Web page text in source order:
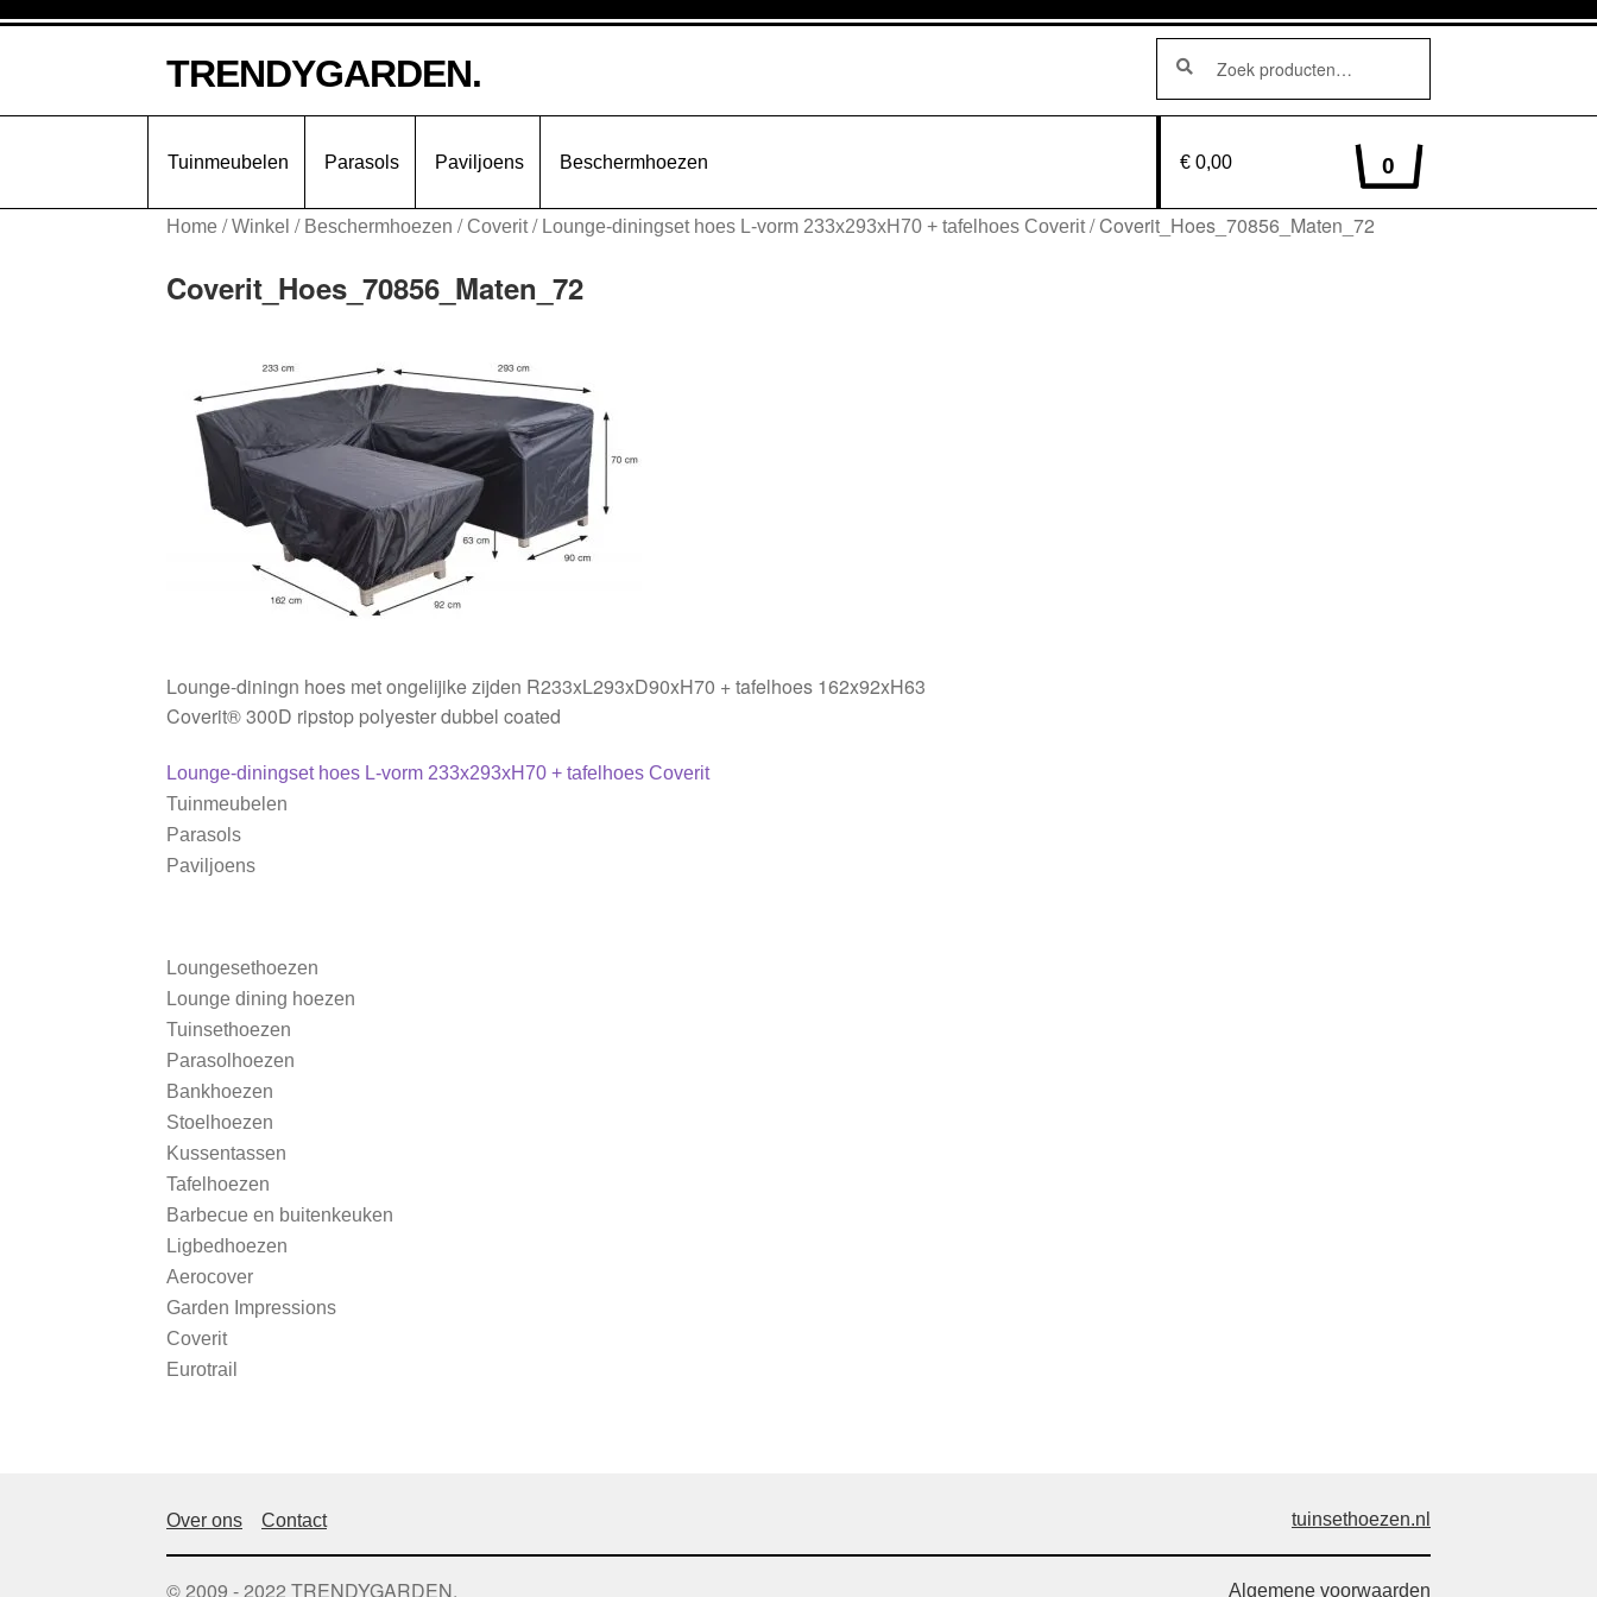
door
naar
naar
de
TRENDYGARDEN.
Zoeken
naar:
Tuinmeubelen Parasols Paviljoens Beschermhoezen € 0,00 0
Home /Winkel / Beschermhoezen / Coverit/ Lounge-diningset hoes L-vorm 233x293xH70 + tafelhoes Coverit/Coverit_Hoes_70856_Maten_72
Coverit_Hoes_70856_Maten_72
Lounge-diningn hoes met ongelijike zijden R233xL293xD90xH70 + tafelhoes 162x92xH63
Coverit® 300D ripstop polyester dubbel coated
Bericht
navigatie
Vorig
bericht:
Lounge-diningset hoes L-vorm 233x293xH70 + tafelhoes Coverit
Tuinmeubelen
Parasols
Paviljoens
Loungesethoezen
Lounge dining hoezen
Tuinsethoezen
Parasolhoezen
Bankhoezen
Stoelhoezen
Kussentassen
Tafelhoezen
Barbecue en buitenkeuken
Ligbedhoezen
Aerocover
Garden Impressions
Coverit
Eurotrail
Over ons Contact tuinsethoezen.nl
© 2009 - 2022 TRENDYGARDEN. Algemene voorwaarden